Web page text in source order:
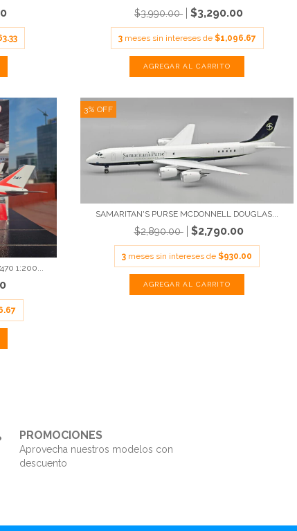
$3,990.00 $3,290.00
3 meses sin intereses de $1,096.67
1:200...
3% OFF
SAMARITAN'S PURSE MCDONNELL DOUGLAS...
$2,890.00 $2,790.00
3 meses sin intereses de$930.00
PROMOCIONES
Aprovecha nuestros modelos con
descuento